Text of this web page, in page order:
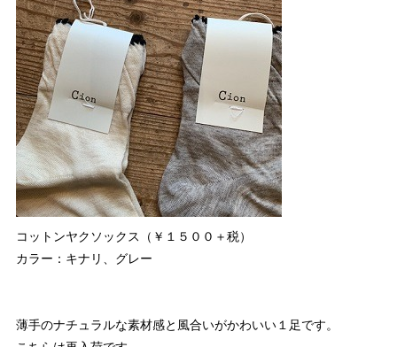
コットンヤクソックス（￥１５００＋税）
カラー：キナリ、グレー
薄手のナチュラルな素材感と風合いがかわいい１足です。